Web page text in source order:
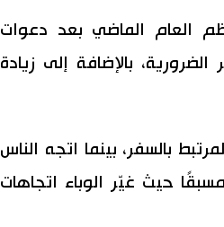
العام الماضي بعد دعوات
بالإضافة إلى زيادة
بالسفر، بينما اتجه الناس
حيث غيّر الوباء اتجاهات